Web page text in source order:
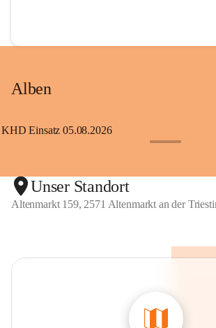
Alben
KHD Einsatz 05.08.2026
Unser Standort
Altenmarkt 159, 2571 Altenmarkt an der